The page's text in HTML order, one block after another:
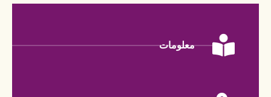
معلومات